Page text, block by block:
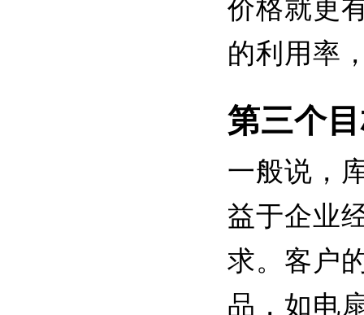
价格就更
的利用率
第三个
一般说，
益于企业
求。客户
品，如电